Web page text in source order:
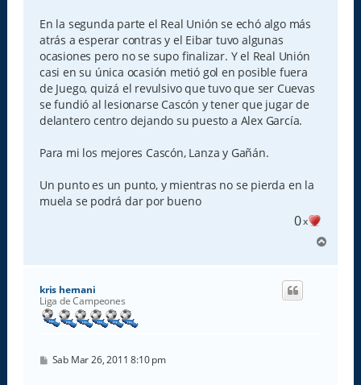
En la segunda parte el Real Unión se echó algo más
atrás a esperar contras y el Eibar tuvo algunas
ocasiones pero no se supo finalizar. Y el Real Unión
casi en su única ocasión metió gol en posible fuera
de Juego, quizá el revulsivo que tuvo que ser Cuevas
se fundió al lesionarse Cascón y tener que jugar de
delantero centro dejando su puesto a Alex García.
Para mi los mejores Cascón, Lanza y Gañán.
Un punto es un punto, y mientras no se pierda en la
muela se podrá dar por bueno
0x
r
kris hernani
Liga de Campeones
M
Sab Mar 26, 2011 8:10 pm